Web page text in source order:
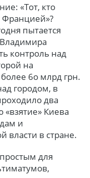
«Тот, кто
Францией»?
пытается
контроль над
на
6о млрд грн.
городом, в
два
Киева
и
в стране.
для